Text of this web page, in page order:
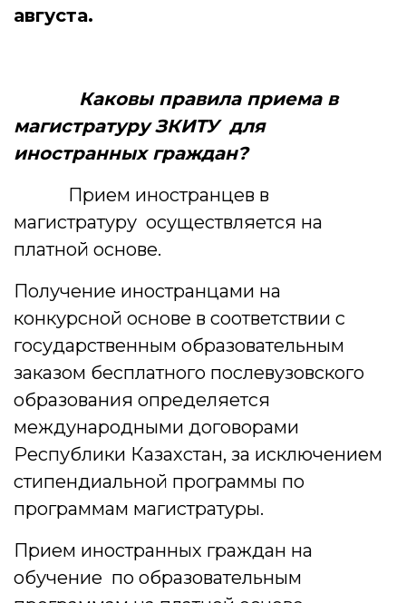
августа.
Каковы правила приема в
магистратуру ЗКИТУ для
иностранных граждан?
Прием иностранцев в
магистратуру осуществляется на
платной основе.
Получение иностранцами на
конкурсной основе в соответствии с
государственным образовательным
заказом бесплатного послевузовского
образования определяется
международными договорами
Республики Казахстан, за исключением
стипендиальной программы по
программам магистратуры.
Прием иностранных граждан на
обучение по образовательным